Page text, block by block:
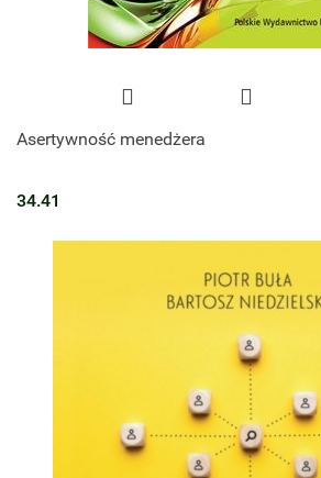
Asertywność menedżera
34.41